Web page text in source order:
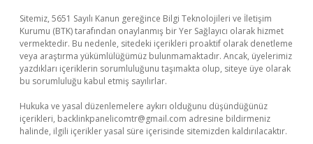
Sitemiz, 5651 Sayılı Kanun gereğince Bilgi Teknolojileri ve İletişim
Kurumu (BTK) tarafından onaylanmış bir Yer Sağlayıcı olarak hizmet
vermektedir. Bu nedenle, sitedeki içerikleri proaktif olarak denetleme
veya araştırma yükümlülüğümüz bulunmamaktadır. Ancak, üyelerimiz
yazdıkları içeriklerin sorumluluğunu taşımakta olup, siteye üye olarak
bu sorumluluğu kabul etmiş sayılırlar.
Hukuka ve yasal düzenlemelere aykırı olduğunu düşündüğünüz
içerikleri, backlinkpanelicomtr@gmail.com adresine bildirmeniz
halinde, ilgili içerikler yasal süre içerisinde sitemizden kaldırılacaktır.